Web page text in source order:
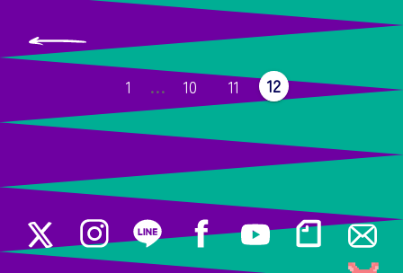
投
稿
ナ
ゲ
ー
固
定
ー
1 …
固
定
ー
10
固
定
ー
ジ
11
固
ペ
ー
12